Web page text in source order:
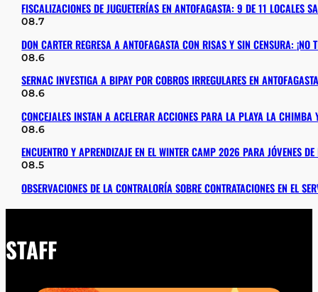
FISCALIZACIONES DE JUGUETERÍAS EN ANTOFAGASTA: 9 DE 11 LOCALES
08.7
DON CARTER REGRESA A ANTOFAGASTA CON RISAS Y SIN CENSURA: ¡NO
08.6
SERNAC INVESTIGA A BIPAY POR COBROS IRREGULARES EN
08.6
CONCEJALES INSTAN A ACELERAR ACCIONES PARA LA PLAYA LA
08.6
ENCUENTRO Y APRENDIZAJE EN EL WINTER CAMP 2026 PARA JÓVENES
08.5
OBSERVACIONES DE LA CONTRALORÍA SOBRE CONTRATACIONES EN EL
STAFF